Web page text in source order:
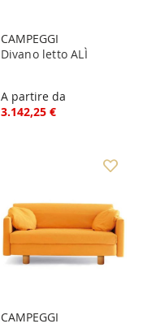
CAMPEGGI
Divano letto ALÌ
A partire da
3.142,25 €
CAMPEGGI